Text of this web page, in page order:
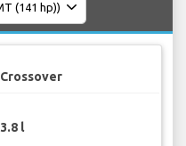
Crossover
3.8 l